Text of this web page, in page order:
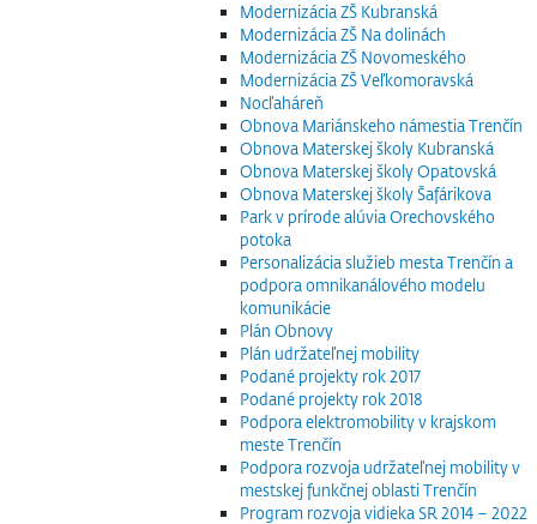
Modernizácia ZŠ Kubranská
Modernizácia ZŠ Na dolinách
Modernizácia ZŠ Novomeského
Modernizácia ZŠ Veľkomoravská
Nocľaháreň
Obnova Mariánskeho námestia Trenčín
Obnova Materskej školy Kubranská
Obnova Materskej školy Opatovská
Obnova Materskej školy Šafárikova
Park v prírode alúvia Orechovského
potoka
Personalizácia služieb mesta Trenčín a
podpora omnikanálového modelu
komunikácie
Plán Obnovy
Plán udržateľnej mobility
Podané projekty rok 2017
Podané projekty rok 2018
Podpora elektromobility v krajskom
meste Trenčín
Podpora rozvoja udržateľnej mobility v
mestskej funkčnej oblasti Trenčín
Program rozvoja vidieka SR 2014 – 2022